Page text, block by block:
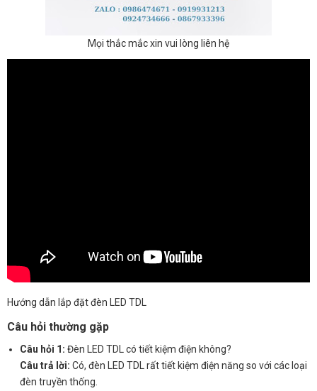
Mọi thắc mắc xin vui lòng liên hệ
Hướng dẫn lắp đặt đèn LED TDL
Câu hỏi thường gặp
Câu hỏi 1: Đèn LED TDL có tiết kiệm điện không?
Câu trả lời: Có, đèn LED TDL rất tiết kiệm điện năng so với các loại
đèn truyền thống.